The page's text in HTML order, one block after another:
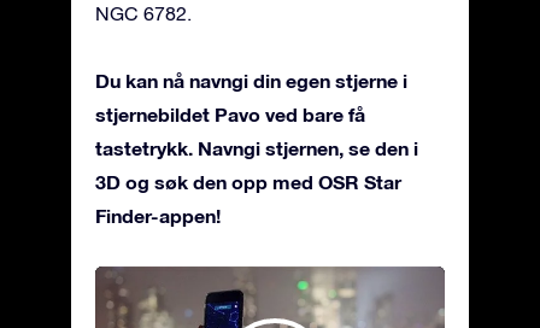
NGC 6782.
Du kan nå navngi din egen stjerne i
stjernebildet Pavo ved bare få
tastetrykk. Navngi stjernen, se den i
3D og søk den opp med OSR Star
Finder-appen!